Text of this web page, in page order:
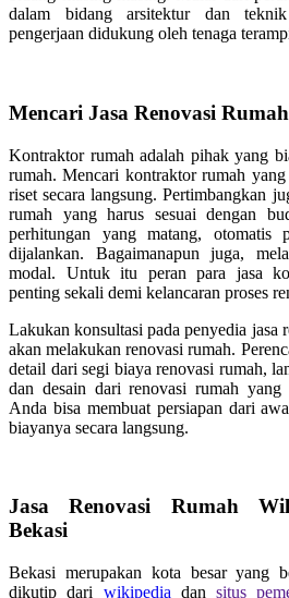
dalam bidang arsitektur dan
pengerjaan didukung oleh tenaga
Mencari Jasa Renovasi
Kontraktor rumah adalah pihak yang
rumah. Mencari kontraktor rumah
riset secara langsung. Pertimbangkan
rumah yang harus sesuai dengan
perhitungan yang matang, otomatis
dijalankan. Bagaimanapun juga,
modal. Untuk itu peran para jasa
penting sekali demi kelancaran proses
Lakukan konsultasi pada penyedia jasa
akan melakukan renovasi rumah.
detail dari segi biaya renovasi rumah,
dan desain dari renovasi rumah yang
Anda bisa membuat persiapan dari
biayanya secara langsung.
Jasa Renovasi Rumah
Bekasi
Bekasi merupakan kota besar yang
dikutip dari wikipedia dansitus